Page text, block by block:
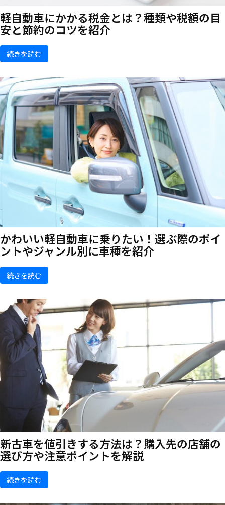
軽自動車にかかる税金とは？種類や税額の目
安と節約のコツを紹介
続きを読む
かわいい軽自動車に乗りたい！選ぶ際のポイ
ントやジャンル別に車種を紹介
続きを読む
新古車を値引きする方法は？購入先の店舗の
選び方や注意ポイントを解説
続きを読む